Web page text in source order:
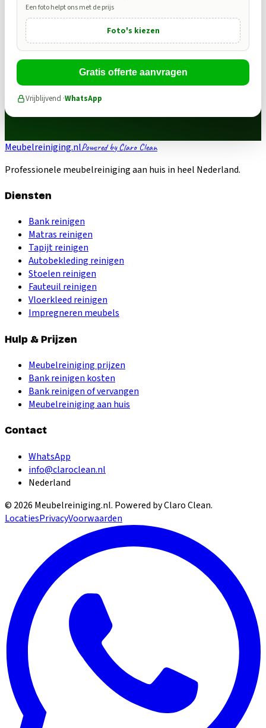
Een foto helpt ons met de prijs
Foto's kiezen
Gratis offerte aanvragen
Vrijblijvend ·WhatsApp
Meubelreiniging.nlPowered by Claro Clean
Professionele meubelreiniging aan huis in heel Nederland.
Diensten
Bank reinigen
Matras reinigen
Tapijt reinigen
Autobekleding reinigen
Stoelen reinigen
Fauteuil reinigen
Vloerkleed reinigen
Impregneren meubels
Hulp & Prijzen
Meubelreiniging prijzen
Bank reinigen kosten
Bank reinigen of vervangen
Meubelreiniging aan huis
Contact
WhatsApp
info@claroclean.nl
Nederland
© 2026 Meubelreiniging.nl. Powered by Claro Clean.
LocatiesPrivacyVoorwaarden